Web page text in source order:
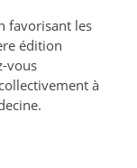
favorisant les
édition
vous
à